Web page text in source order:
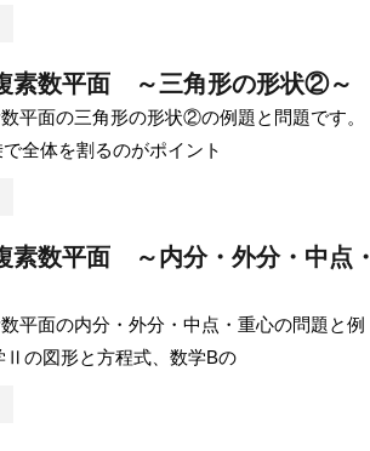
数平面 ～三角形の形状②～
平面の三角形の形状②の例題と問題です。
全体を割るのがポイント
数平面 ～内分・外分・中点・
平面の内分・外分・中点・重心の問題と例
Ⅱの図形と方程式、数学Bの